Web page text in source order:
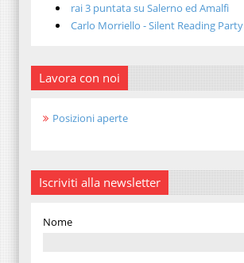
rai 3 puntata su Salerno ed Amalfi
Carlo Morriello - Silent Reading Party
Lavora con noi
Posizioni aperte
Iscriviti alla newsletter
Nome